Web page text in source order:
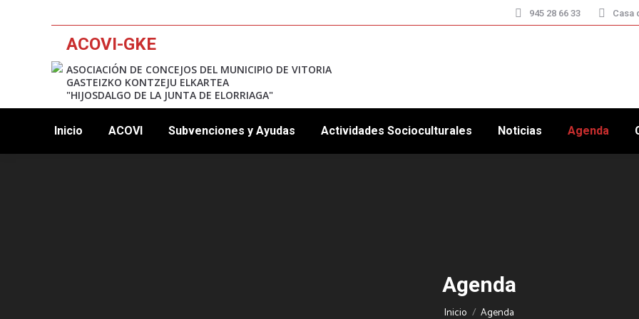
945 28 66 33 Casa
ACOVI-GKE
ASOCIACIÓN DE CONCEJOS DEL MUNICIPIO DE VITORIA
GASTEIZKO KONTZEJU ELKARTEA
"HIJOSDALGO DE LA JUNTA DE ELORRIAGA"
Inicio ACOVI Subvenciones y Ayudas Actividades Socioculturales Noticias Agenda
Agenda
Estás aquí:
Inicio Agenda